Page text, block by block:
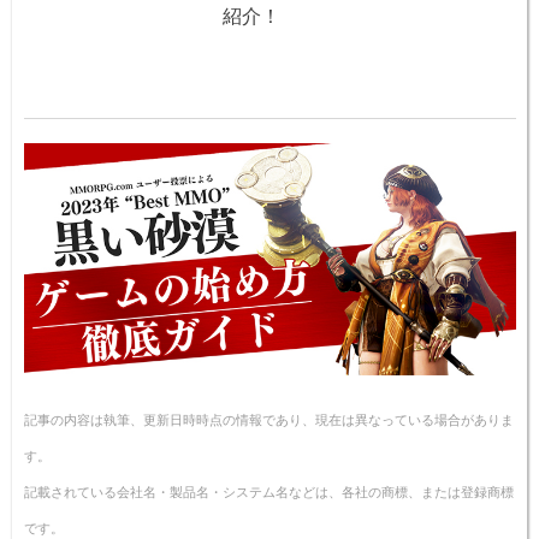
紹介！
記事の内容は執筆、更新日時時点の情報であり、現在は異なっている場合がありま
す。
記載されている会社名・製品名・システム名などは、各社の商標、または登録商標
です。